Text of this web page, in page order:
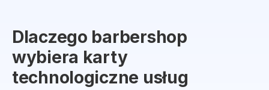
Dlaczego barbershop
wybiera karty
technologiczne usług